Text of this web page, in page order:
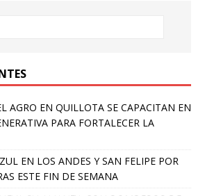
AGRO EN QUILLOTA SE CAPACITAN EN
PARA FORTALECER LA
EN LOS ANDES Y SAN FELIPE POR
ESTE FIN DE SEMANA